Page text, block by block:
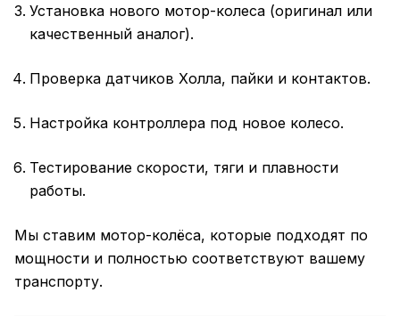
Установка нового мотор-колеса (оригинал или
качественный аналог).
Проверка датчиков Холла, пайки и контактов.
Настройка контроллера под новое колесо.
Тестирование скорости, тяги и плавности
работы.
Мы ставим мотор-колёса, которые подходят по
мощности и полностью соответствуют вашему
транспорту.